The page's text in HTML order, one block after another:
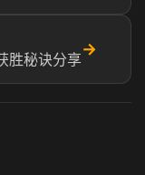
胜秘诀分享
→